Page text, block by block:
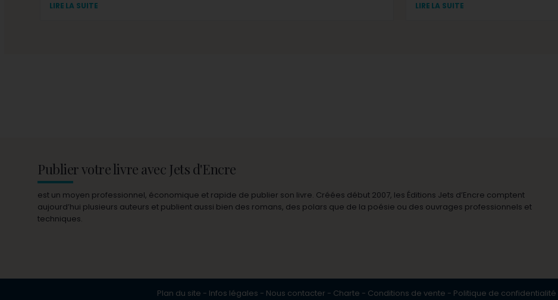
LIRE LA SUITE LIRE LA SUITE
Publier votre livre avec Jets d'Encre
est un moyen professionnel, économique et rapide de publier son livre. Créées début 2007, les Éditions Jets d’Encre comptent
aujourd’hui plusieurs auteurs et publient aussi bien des romans, des polars que de la poésie ou des ouvrages professionnels et
techniques.
Plan du site - Infos légales - Nous contacter - Charte - Conditions de vente - Politique de confidentialité